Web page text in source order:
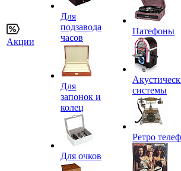
Акции
Для
подзавода
часов
Для
запонок и
колец
Для очков
Патефоны
системы
Ретро